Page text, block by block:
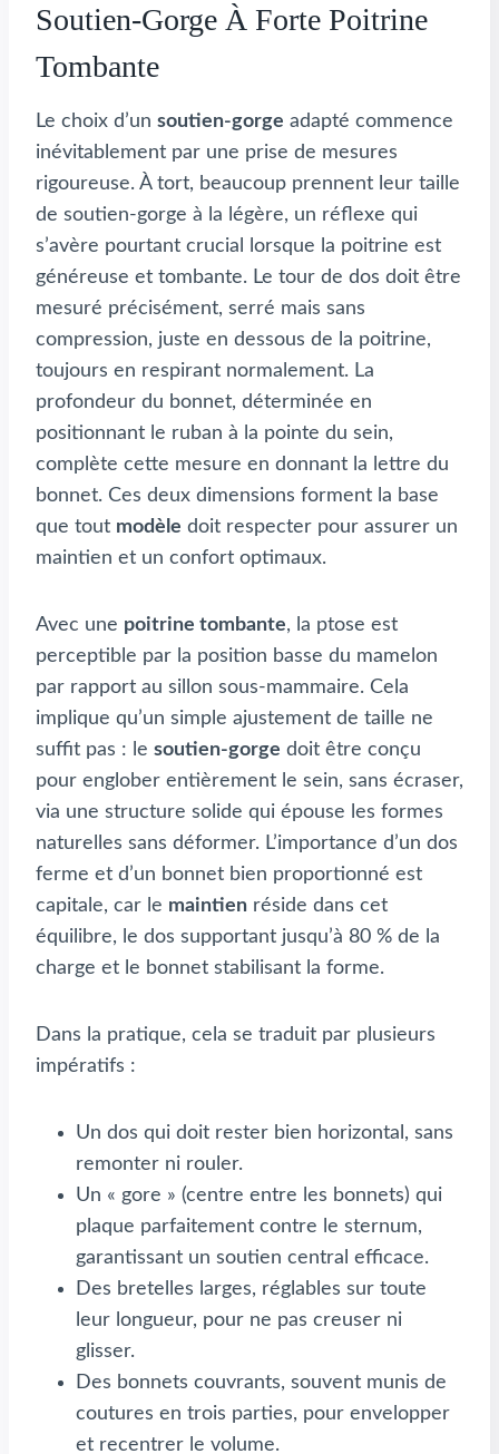
Soutien-Gorge À Forte Poitrine
Tombante
Le choix d’un soutien-gorge adapté commence
inévitablement par une prise de mesures
rigoureuse. À tort, beaucoup prennent leur taille
de soutien-gorge à la légère, un réflexe qui
s’avère pourtant crucial lorsque la poitrine est
généreuse et tombante. Le tour de dos doit être
mesuré précisément, serré mais sans
compression, juste en dessous de la poitrine,
toujours en respirant normalement. La
profondeur du bonnet, déterminée en
positionnant le ruban à la pointe du sein,
complète cette mesure en donnant la lettre du
bonnet. Ces deux dimensions forment la base
que tout modèle doit respecter pour assurer un
maintien et un confort optimaux.
Avec une poitrine tombante, la ptose est
perceptible par la position basse du mamelon
par rapport au sillon sous-mammaire. Cela
implique qu’un simple ajustement de taille ne
suffit pas : le soutien-gorge doit être conçu
pour englober entièrement le sein, sans écraser,
via une structure solide qui épouse les formes
naturelles sans déformer. L’importance d’un dos
ferme et d’un bonnet bien proportionné est
capitale, car le maintien réside dans cet
équilibre, le dos supportant jusqu’à 80 % de la
charge et le bonnet stabilisant la forme.
Dans la pratique, cela se traduit par plusieurs
impératifs :
Un dos qui doit rester bien horizontal, sans
remonter ni rouler.
Un « gore » (centre entre les bonnets) qui
plaque parfaitement contre le sternum,
garantissant un soutien central efficace.
Des bretelles larges, réglables sur toute
leur longueur, pour ne pas creuser ni
glisser.
Des bonnets couvrants, souvent munis de
coutures en trois parties, pour envelopper
et recentrer le volume.